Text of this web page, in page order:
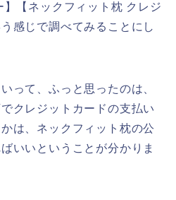
【ネックフィット枕 クレジ
感じで調べてみることにし
って、ふっと思ったのは、
クレジットカードの支払い
は、ネックフィット枕の公
いいということが分かりま